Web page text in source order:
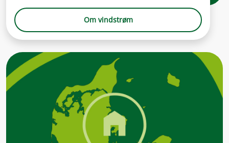
Om vindstrøm